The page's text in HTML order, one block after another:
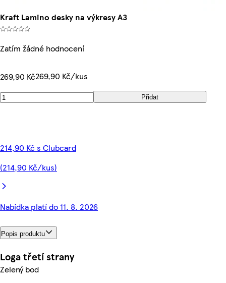
Kraft Lamino desky na výkresy A3
Zatím žádné hodnocení
269,90 Kč269,90 Kč/kus
Přidat
214,90 Kč s Clubcard
(214,90 Kč/kus)
Nabídka platí do 11. 8. 2026
Popis produktu
Loga třetí strany
Zelený bod